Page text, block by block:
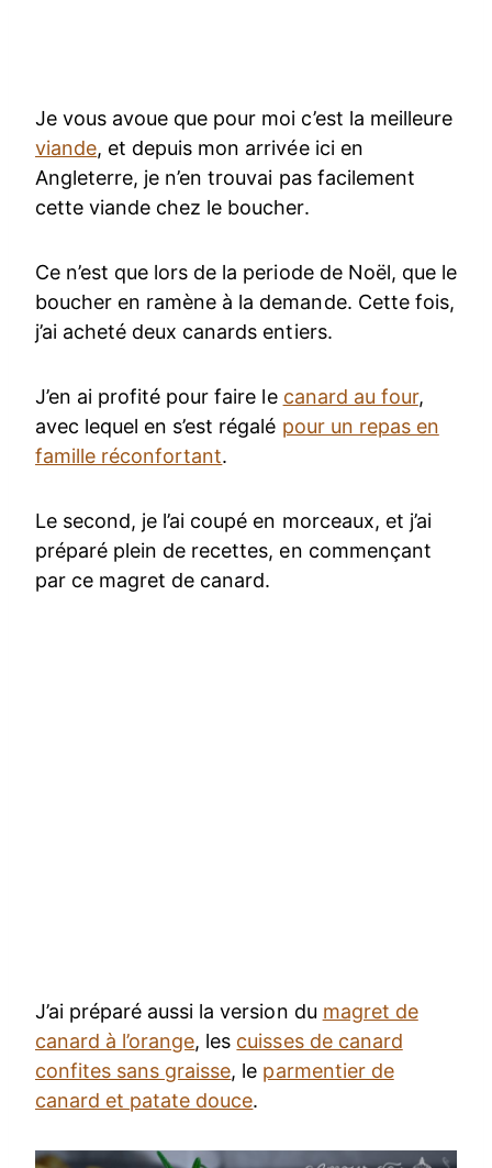
Je vous avoue que pour moi c’est la meilleure
viande, et depuis mon arrivée ici en
Angleterre, je n’en trouvai pas facilement
cette viande chez le boucher.
Ce n’est que lors de la periode de Noël, que le
boucher en ramène à la demande. Cette fois,
j’ai acheté deux canards entiers.
J’en ai profité pour faire le canard au four,
avec lequel en s’est régalé pour un repas en
famille réconfortant.
Le second, je l’ai coupé en morceaux, et j’ai
préparé plein de recettes, en commençant
par ce magret de canard.
J’ai préparé aussi la version du magret de
canard à l’orange, les cuisses de canard
confites sans graisse, le parmentier de
canard et patate douce.